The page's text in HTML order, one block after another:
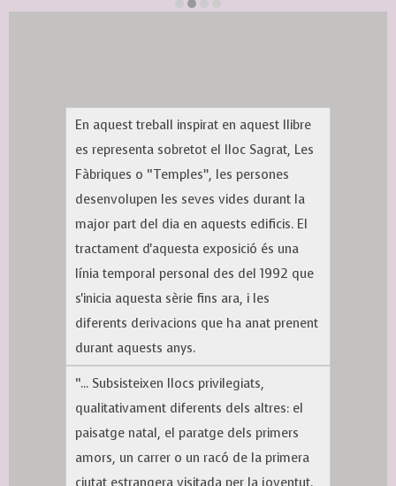
En aquest treball inspirat en aquest llibre
es representa sobretot el lloc Sagrat, Les
Fàbriques o “Temples”, les persones
desenvolupen les seves vides durant la
major part del dia en aquests edificis. El
tractament d'aquesta exposició és una
línia temporal personal des del 1992 que
s'inicia aquesta sèrie fins ara, i les
diferents derivacions que ha anat prenent
durant aquests anys.
“... Subsisteixen llocs privilegiats,
qualitativament diferents dels altres: el
paisatge natal, el paratge dels primers
amors, un carrer o un racó de la primera